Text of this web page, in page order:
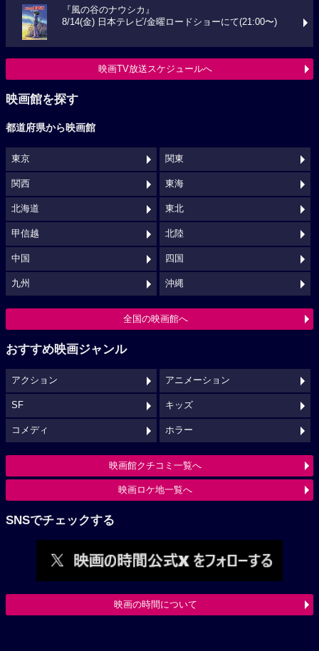
『風の谷のナウシカ』
8/14(金) 日本テレビ/金曜ロードショーにて(21:00〜)
映画TV放送スケジュールへ
映画館を探す
都道府県から映画館
東京 関東
関西 東海
北海道 東北
甲信越 北陸
中国 四国
九州 沖縄
全国の映画館へ
おすすめ映画ジャンル
アクション アニメーション
SF キッズ
コメディ ホラー
映画館クチコミ一覧へ
映画ロケ地一覧へ
SNSでチェックする
映画の時間について